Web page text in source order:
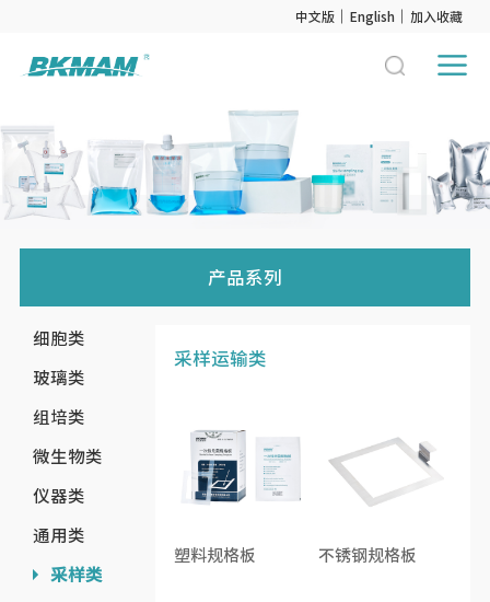
中文版 English 加入收藏
产品系列
细胞类
玻璃类
组培类
微生物类
仪器类
通用类
采样类
采样运输类
塑料规格板 不锈钢规格板